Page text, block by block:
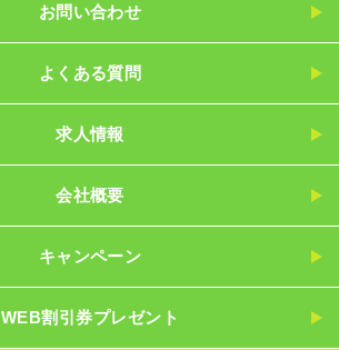
お問い合わせ
よくある質問
求人情報
会社概要
キャンペーン
WEB割引券プレゼント